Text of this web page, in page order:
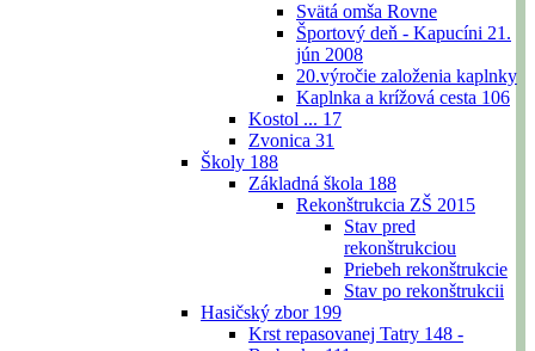
Svätá omša Rovne
Športový deň - Kapucíni 21.
jún 2008
20.výročie založenia kaplnky
Kaplnka a krížová cesta 106
Kostol ... 17
Zvonica 31
Školy 188
Základná škola 188
Rekonštrukcia ZŠ 2015
Stav pred
rekonštrukciou
Priebeh rekonštrukcie
Stav po rekonštrukcii
Hasičský zbor 199
Krst repasovanej Tatry 148 -